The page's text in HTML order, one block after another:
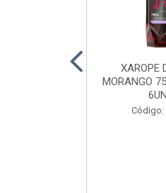
XAROPE
MORANGO
Código: